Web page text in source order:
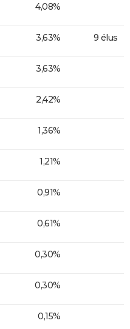
4,08%
3,63% 9 élus
3,63%
2,42%
1,36%
1,21%
0,91%
0,61%
0,30%
0,30%
0,15%